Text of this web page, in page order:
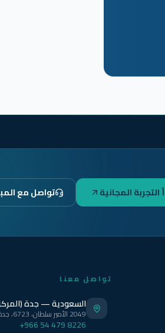
التجربة المجانية تواصل مع
تواصل معنا
السعودية — جدة
2049 الأمير سلطان، 6723، جدة 23431
+966 54 479 8226